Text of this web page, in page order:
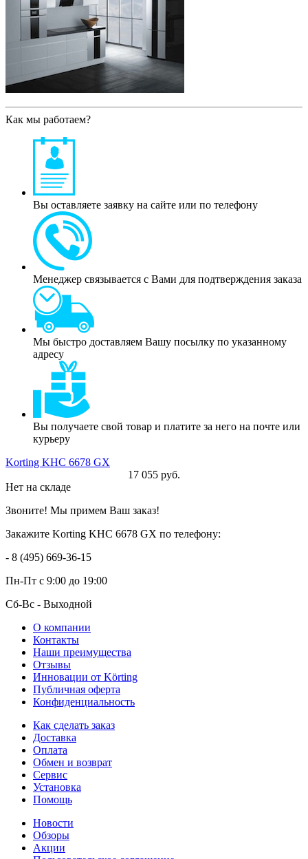
Как мы работаем?
Вы оставляете заявку на сайте или по телефону
Менеджер связывается с Вами для подтверждения заказа
Мы быстро доставляем Вашу посылку по указанному
адресу
Вы получаете свой товар и платите за него на почте или
курьеру
Korting KHC 6678 GX
17 055 руб.
Нет на складе
Звоните! Мы примем Ваш заказ!
Закажите Korting KHC 6678 GX по телефону:
- 8 (495) 669-36-15
Пн-Пт с 9:00 до 19:00
Сб-Вс - Выходной
О компании
Контакты
Наши преимущества
Отзывы
Инновации от Körting
Публичная оферта
Конфиденциальность
Как сделать заказ
Доставка
Оплата
Обмен и возврат
Сервис
Установка
Помощь
Новости
Обзоры
Акции